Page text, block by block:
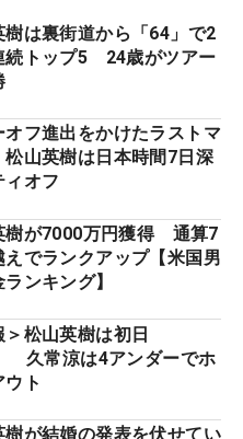
樹は裏街道から「64」で2
続トップ5 24歳がツアー
オフ進出をかけたラストマ
山英樹は日本時間7日深
ィオフ
樹が7000万円獲得 通算7
えでランクアップ【米国男
ンキング】
＞松山英樹は初日
久常涼は4アンダーでホ
ウト
樹が結婚の発表を伏せてい